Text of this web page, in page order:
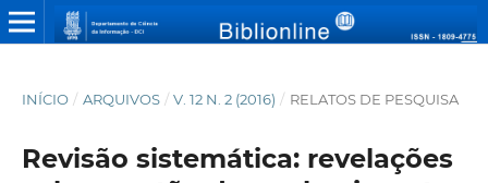
INÍCIO / ARQUIVOS / V. 12 N. 2 (2016) / RELATOS DE PESQUISA
Revisão sistemática: revelações